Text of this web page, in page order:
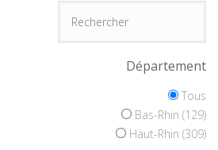
Département
Tous
Bas-Rhin (129)
Haut-Rhin (309)